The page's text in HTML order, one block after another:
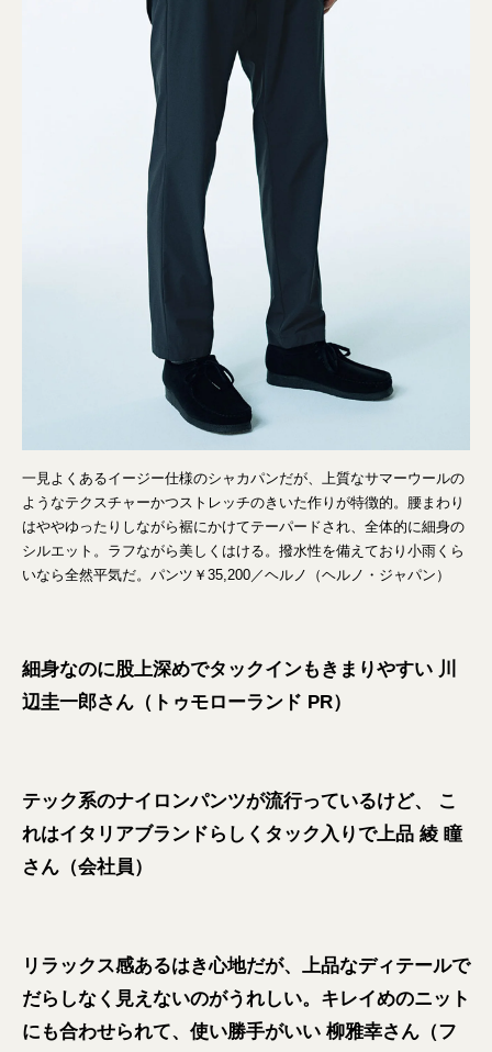
一見よくあるイージー仕様のシャカパンだが、上質なサマーウールの
ようなテクスチャーかつストレッチのきいた作りが特徴的。腰まわり
はややゆったりしながら裾にかけてテーパードされ、全体的に細身の
シルエット。ラフながら美しくはける。撥水性を備えており小雨くら
いなら全然平気だ。パンツ￥35,200／ヘルノ（ヘルノ・ジャパン）
細身なのに股上深めでタックインもきまりやすい 川
辺圭一郎さん（トゥモローランド PR）
テック系のナイロンパンツが流行っているけど、 こ
れはイタリアブランドらしくタック入りで上品 綾 瞳
さん（会社員）
リラックス感あるはき心地だが、上品なディテールで
だらしなく見えないのがうれしい。キレイめのニット
にも合わせられて、使い勝手がいい 柳雅幸さん（フ